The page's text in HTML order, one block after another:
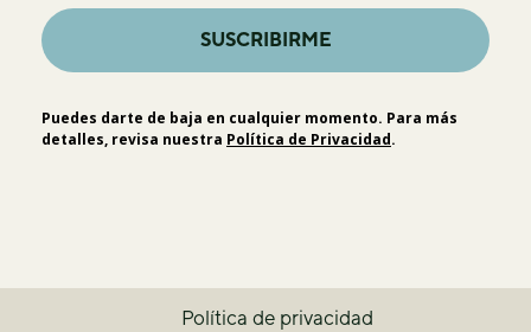
SUSCRIBIRME
Puedes darte de baja en cualquier momento. Para más
detalles, revisa nuestra Política de Privacidad.
Política de privacidad